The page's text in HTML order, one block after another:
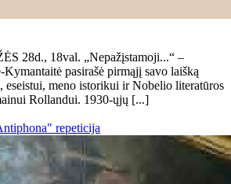
28d., 18val. „Nepažįstamoji...“ –
pasirašė pirmąjį savo laišką
eseistui, meno istorikui ir Nobelio literatūros
Rollandui. 1930-ųjų [...]
repeticija